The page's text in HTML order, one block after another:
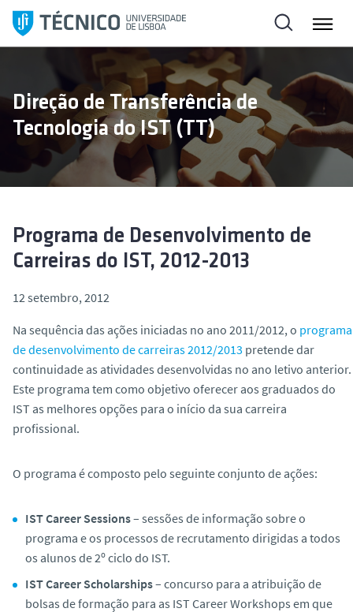
l
a
Direção de Transferência de
Tecnologia do IST (TT)
Programa de Desenvolvimento de
Carreiras do IST, 2012-2013
12 setembro, 2012
Na sequência das ações iniciadas no ano 2011/2012, o programa
de desenvolvimento de carreiras 2012/2013 pretende dar
continuidade as atividades desenvolvidas no ano letivo anterior.
Este programa tem como objetivo oferecer aos graduados do
IST as melhores opções para o início da sua carreira
profissional.
O programa é composto pelo seguinte conjunto de ações:
IST Career Sessions– sessões de informação sobre o
programa e os processos de recrutamento dirigidas a todos
os alunos de 2º ciclo do IST.
IST Career Scholarships– concurso para a atribuição de
bolsas de formação para as IST Career Workshops em que